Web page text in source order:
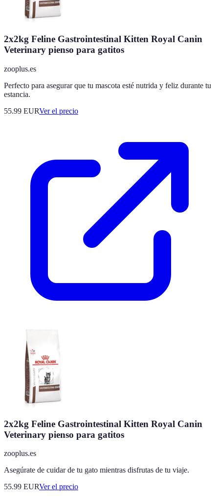
2x2kg Feline Gastrointestinal Kitten Royal Canin
Veterinary pienso para gatitos
zooplus.es
Perfecto para asegurar que tu mascota esté nutrida y feliz durante tu
estancia.
55.99 EURVer el precio
2x2kg Feline Gastrointestinal Kitten Royal Canin
Veterinary pienso para gatitos
zooplus.es
Asegúrate de cuidar de tu gato mientras disfrutas de tu viaje.
55.99 EURVer el precio